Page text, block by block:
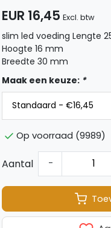
EUR 16,45 Excl. btw
slim led voeding Lengte
Hoogte 16 mm
Breedte 30 mm
Maak een keuze: *
Op voorraad (9989)
Aantal -